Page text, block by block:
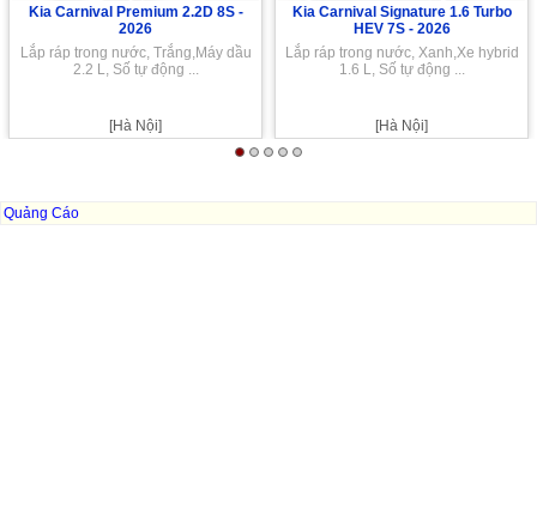
Kia Carnival Premium 2.2D 8S -
2026
Lắp ráp trong nước, Trắng,Máy dầu
2.2 L, Số tự động ...
[Hà Nội]
Kia Carnival Signature 1.6 Turbo
HEV 7S - 2026
Lắp ráp trong nước, Xanh,Xe hybrid
1.6 L, Số tự động ...
[Hà Nội]
Quảng Cáo